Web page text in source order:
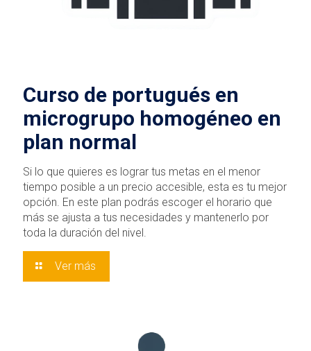
Curso de portugués en
microgrupo homogéneo en
plan normal
Si lo que quieres es lograr tus metas en el menor
tiempo posible a un precio accesible, esta es tu mejor
opción. En este plan podrás escoger el horario que
más se ajusta a tus necesidades y mantenerlo por
toda la duración del nivel.
Ver más